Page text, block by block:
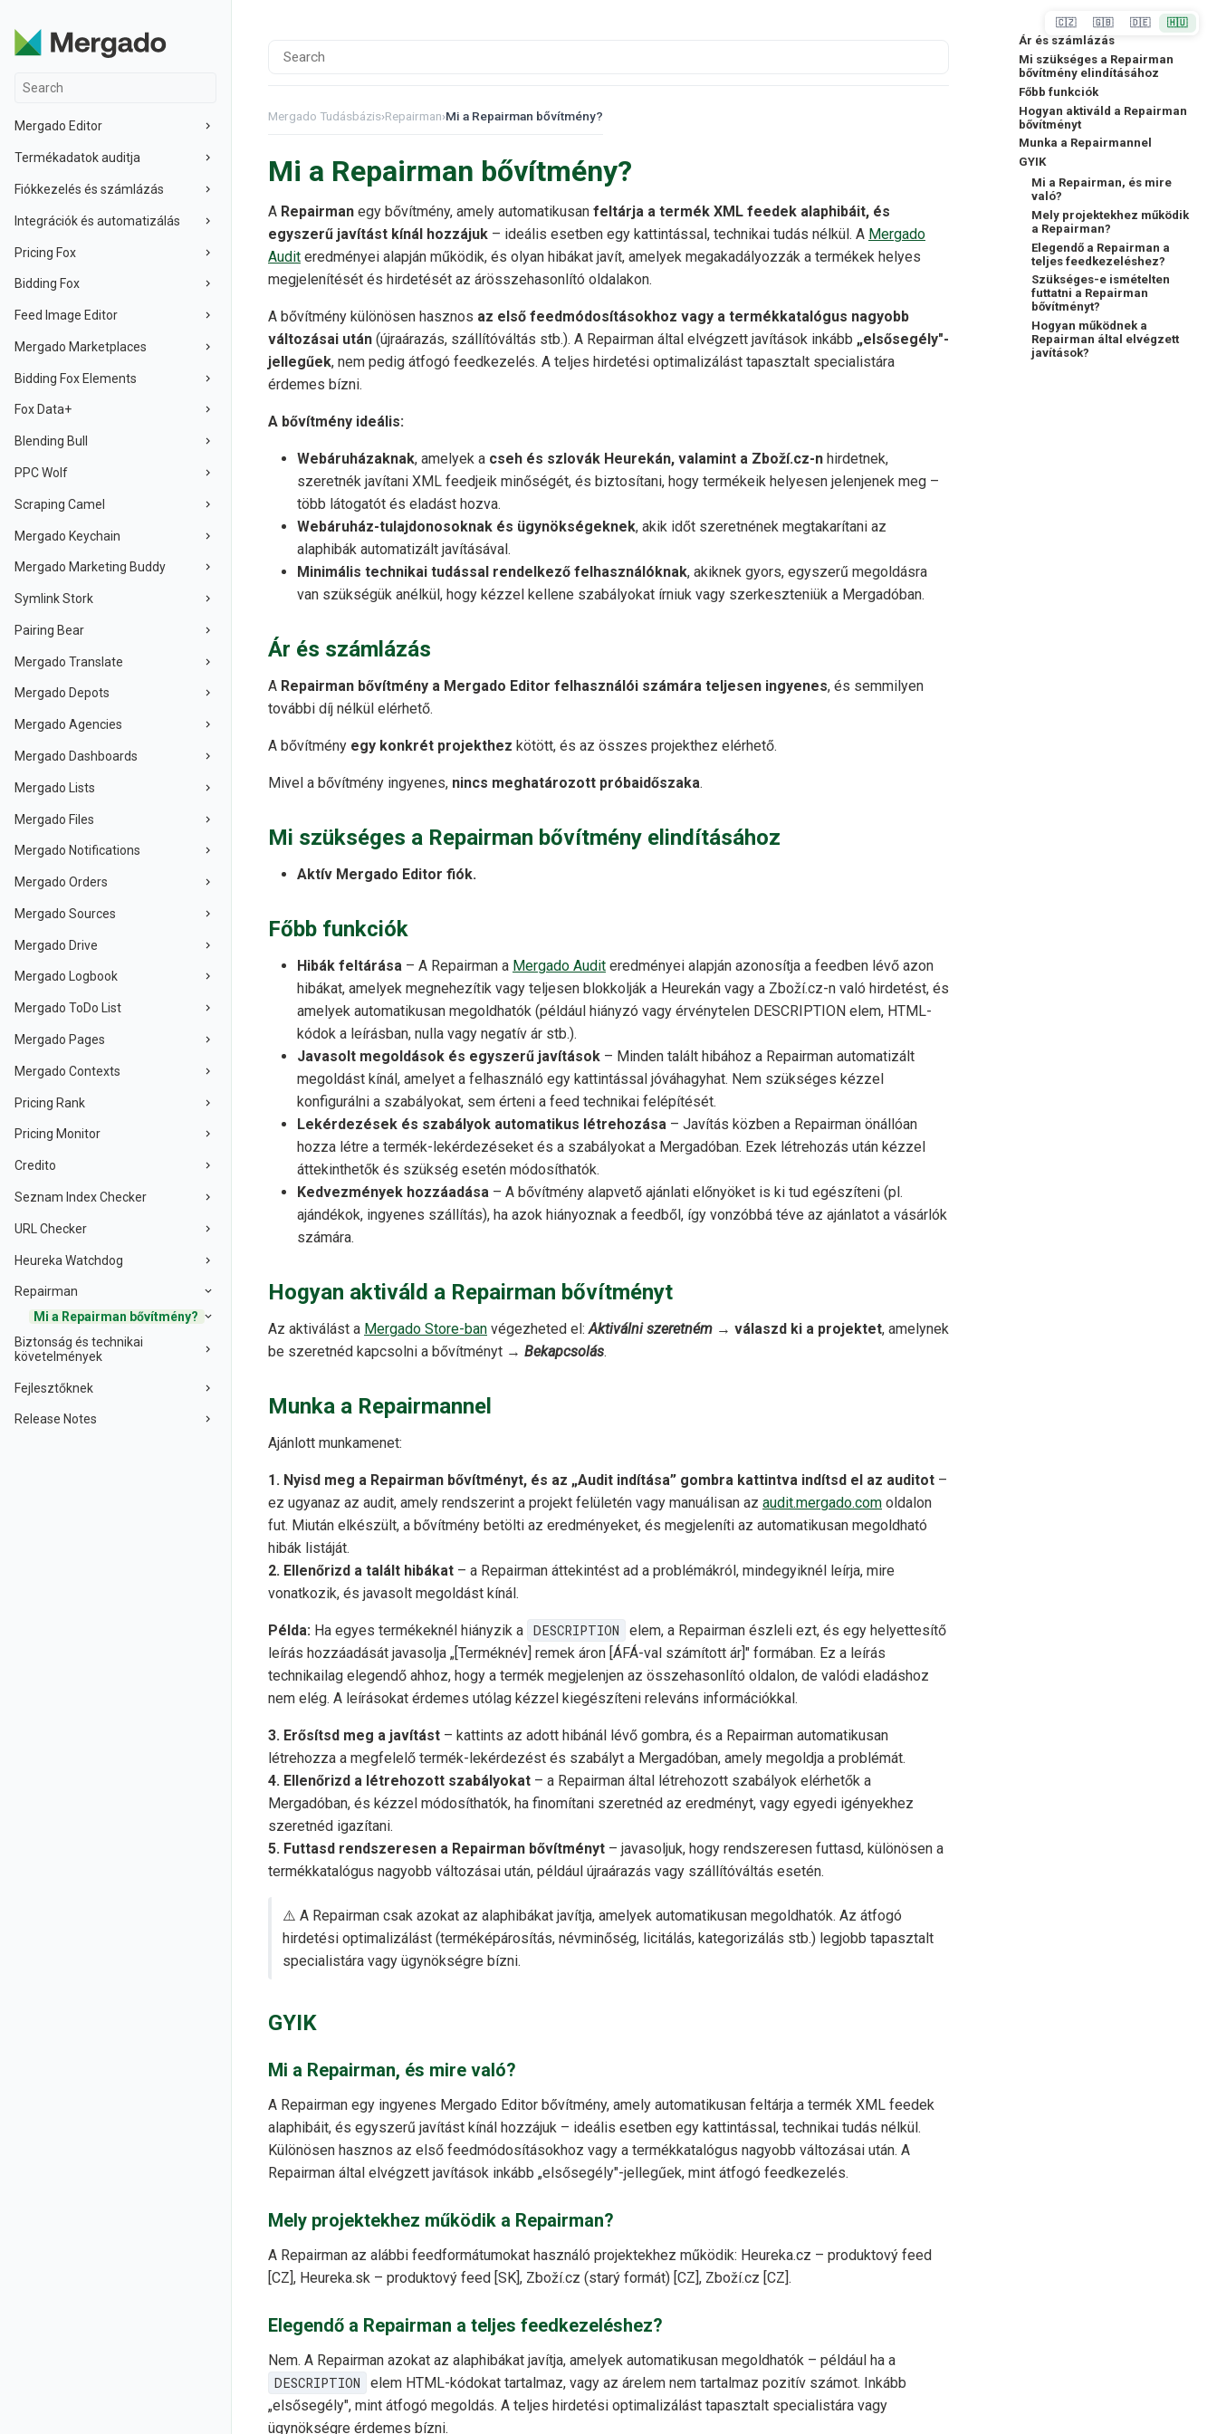
Mergado Editor
Termékadatok auditja
Fiókkezelés és számlázás
Integrációk és automatizálás
Pricing Fox
Bidding Fox
Feed Image Editor
Mergado Marketplaces
Bidding Fox Elements
Fox Data+
Blending Bull
PPC Wolf
Scraping Camel
Mergado Keychain
Mergado Marketing Buddy
Symlink Stork
Pairing Bear
Mergado Translate
Mergado Depots
Mergado Agencies
Mergado Dashboards
Mergado Lists
Mergado Files
Mergado Notifications
Mergado Orders
Mergado Sources
Mergado Drive
Mergado Logbook
Mergado ToDo List
Mergado Pages
Mergado Contexts
Pricing Rank
Pricing Monitor
Credito
Seznam Index Checker
URL Checker
Heureka Watchdog
Repairman
Mi a Repairman bővítmény?
Biztonság és technikai
követelmények
Fejlesztőknek
Release Notes
Mergado Tudásbázis›Repairman›Mi a Repairman bővítmény?
Mi a Repairman bővítmény?
A Repairman egy bővítmény, amely automatikusan feltárja a termék XML feedek alaphibáit, és
egyszerű javítást kínál hozzájuk – ideális esetben egy kattintással, technikai tudás nélkül. A Mergado
Audit eredményei alapján működik, és olyan hibákat javít, amelyek megakadályozzák a termékek helyes
megjelenítését és hirdetését az árösszehasonlító oldalakon.
A bővítmény különösen hasznos az első feedmódosításokhoz vagy a termékkatalógus nagyobb
változásai után (újraárazás, szállítóváltás stb.). A Repairman által elvégzett javítások inkább „elsősegély"-
jellegűek, nem pedig átfogó feedkezelés. A teljes hirdetési optimalizálást tapasztalt specialistára
érdemes bízni.
A bővítmény ideális:
Webáruházaknak, amelyek a cseh és szlovák Heurekán, valamint a Zboží.cz-n hirdetnek,
szeretnék javítani XML feedjeik minőségét, és biztosítani, hogy termékeik helyesen jelenjenek meg –
több látogatót és eladást hozva.
Webáruház-tulajdonosoknak és ügynökségeknek, akik időt szeretnének megtakarítani az
alaphibák automatizált javításával.
Minimális technikai tudással rendelkező felhasználóknak, akiknek gyors, egyszerű megoldásra
van szükségük anélkül, hogy kézzel kellene szabályokat írniuk vagy szerkeszteniük a Mergadóban.
Ár és számlázás
A Repairman bővítmény a Mergado Editor felhasználói számára teljesen ingyenes, és semmilyen
további díj nélkül elérhető.
A bővítmény egy konkrét projekthez kötött, és az összes projekthez elérhető.
Mivel a bővítmény ingyenes, nincs meghatározott próbaidőszaka.
Mi szükséges a Repairman bővítmény elindításához
Aktív Mergado Editor fiók.
Főbb funkciók
Hibák feltárása – A Repairman a Mergado Audit eredményei alapján azonosítja a feedben lévő azon
hibákat, amelyek megnehezítik vagy teljesen blokkolják a Heurekán vagy a Zboží.cz-n való hirdetést, és
amelyek automatikusan megoldhatók (például hiányzó vagy érvénytelen DESCRIPTION elem, HTML-
kódok a leírásban, nulla vagy negatív ár stb.).
Javasolt megoldások és egyszerű javítások – Minden talált hibához a Repairman automatizált
megoldást kínál, amelyet a felhasználó egy kattintással jóváhagyhat. Nem szükséges kézzel
konfigurálni a szabályokat, sem érteni a feed technikai felépítését.
Lekérdezések és szabályok automatikus létrehozása – Javítás közben a Repairman önállóan
hozza létre a termék-lekérdezéseket és a szabályokat a Mergadóban. Ezek létrehozás után kézzel
áttekinthetők és szükség esetén módosíthatók.
Kedvezmények hozzáadása – A bővítmény alapvető ajánlati előnyöket is ki tud egészíteni (pl.
ajándékok, ingyenes szállítás), ha azok hiányoznak a feedből, így vonzóbbá téve az ajánlatot a vásárlók
számára.
Hogyan aktiváld a Repairman bővítményt
Az aktiválást a Mergado Store-ban végezheted el:Aktiválni szeretném → válaszd ki a projektet, amelynek
be szeretnéd kapcsolni a bővítményt → Bekapcsolás.
Munka a Repairmannel
Ajánlott munkamenet:
1. Nyisd meg a Repairman bővítményt, és az „Audit indítása” gombra kattintva indítsd el az auditot –
ez ugyanaz az audit, amely rendszerint a projekt felületén vagy manuálisan az audit.mergado.com oldalon
fut. Miután elkészült, a bővítmény betölti az eredményeket, és megjeleníti az automatikusan megoldható
hibák listáját.
2. Ellenőrizd a talált hibákat – a Repairman áttekintést ad a problémákról, mindegyiknél leírja, mire
vonatkozik, és javasolt megoldást kínál.
Példa: Ha egyes termékeknél hiányzik a DESCRIPTION
elem, a Repairman észleli ezt, és egy helyettesítő
leírás hozzáadását javasolja „[Terméknév] remek áron [ÁFÁ-val számított ár]" formában. Ez a leírás
technikailag elegendő ahhoz, hogy a termék megjelenjen az összehasonlító oldalon, de valódi eladáshoz
nem elég. A leírásokat érdemes utólag kézzel kiegészíteni releváns információkkal.
3. Erősítsd meg a javítást – kattints az adott hibánál lévő gombra, és a Repairman automatikusan
létrehozza a megfelelő termék-lekérdezést és szabályt a Mergadóban, amely megoldja a problémát.
4. Ellenőrizd a létrehozott szabályokat – a Repairman által létrehozott szabályok elérhetők a
Mergadóban, és kézzel módosíthatók, ha finomítani szeretnéd az eredményt, vagy egyedi igényekhez
szeretnéd igazítani.
5. Futtasd rendszeresen a Repairman bővítményt – javasoljuk, hogy rendszeresen futtasd, különösen a
termékkatalógus nagyobb változásai után, például újraárazás vagy szállítóváltás esetén.
⚠️ A Repairman csak azokat az alaphibákat javítja, amelyek automatikusan megoldhatók. Az átfogó
hirdetési optimalizálást (terméképárosítás, névminőség, licitálás, kategorizálás stb.) legjobb tapasztalt
specialistára vagy ügynökségre bízni.
GYIK
Mi a Repairman, és mire való?
A Repairman egy ingyenes Mergado Editor bővítmény, amely automatikusan feltárja a termék XML feedek
alaphibáit, és egyszerű javítást kínál hozzájuk – ideális esetben egy kattintással, technikai tudás nélkül.
Különösen hasznos az első feedmódosításokhoz vagy a termékkatalógus nagyobb változásai után. A
Repairman által elvégzett javítások inkább „elsősegély"-jellegűek, mint átfogó feedkezelés.
Mely projektekhez működik a Repairman?
A Repairman az alábbi feedformátumokat használó projektekhez működik: Heureka.cz – produktový feed
[CZ], Heureka.sk – produktový feed [SK], Zboží.cz (starý formát) [CZ], Zboží.cz [CZ].
Elegendő a Repairman a teljes feedkezeléshez?
Nem. A Repairman azokat az alaphibákat javítja, amelyek automatikusan megoldhatók – például ha a
DESCRIPTION
elem HTML-kódokat tartalmaz, vagy az árelem nem tartalmaz pozitív számot. Inkább
„elsősegély", mint átfogó megoldás. A teljes hirdetési optimalizálást tapasztalt specialistára vagy
ügynökségre érdemes bízni.
Ár és számlázás
Mi szükséges a Repairman
bővítmény elindításához
Főbb funkciók
Hogyan aktiváld a Repairman
bővítményt
Munka a Repairmannel
GYIK
Mi a Repairman, és mire
való?
Mely projektekhez működik
a Repairman?
Elegendő a Repairman a
teljes feedkezeléshez?
Szükséges-e ismételten
futtatni a Repairman
bővítményt?
Hogyan működnek a
Repairman által elvégzett
javítások?
🇨🇿 🇬🇧 🇩🇪 🇭🇺